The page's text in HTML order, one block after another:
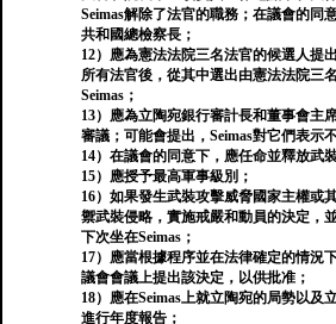
Seimas解除了法官的職務；在議會的同
共和國總檢察長；
12）應為憲法法院三名法官的候選人提
所有法官後，從其中選出由憲法法院三
Seimas；
13）應為立陶宛銀行審計長和董事會主
審議；可能會提出，Seimas對它們表示
14）在議會的同意下，應任命並釋放武
15）應授予最高軍事級別；
16）如果發生武裝攻擊威脅國家主權或
禦武裝侵略，實施戒嚴和動員的決定，
下次坐在Seimas；
17）應當根據程序並在法律確定的情況
議會會議上提出該決定，以供批准；
18）應在Seimas上就立陶宛的局勢以及
進行年度報告；